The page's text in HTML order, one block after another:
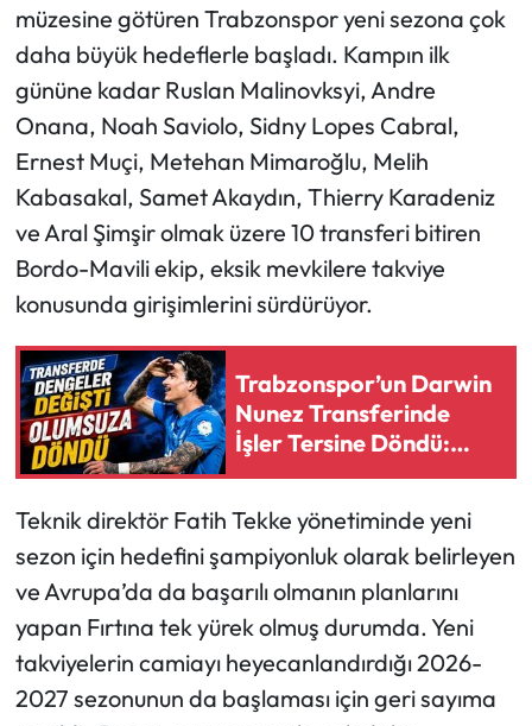
müzesine götüren Trabzonspor yeni sezona çok
daha büyük hedeflerle başladı. Kampın ilk
gününe kadar Ruslan Malinovksyi, Andre
Onana, Noah Saviolo, Sidny Lopes Cabral,
Ernest Muçi, Metehan Mimaroğlu, Melih
Kabasakal, Samet Akaydın, Thierry Karadeniz
ve Aral Şimşir olmak üzere 10 transferi bitiren
Bordo-Mavili ekip, eksik mevkilere takviye
konusunda girişimlerini sürdürüyor.
Trabzonspor’un Darwin
Nunez Transferinde
İşler Tersine Döndü:
Beşiktaş Öne Geçti
Teknik direktör Fatih Tekke yönetiminde yeni
sezon için hedefini şampiyonluk olarak belirleyen
ve Avrupa’da da başarılı olmanın planlarını
yapan Fırtına tek yürek olmuş durumda. Yeni
takviyelerin camiayı heyecanlandırdığı 2026-
2027 sezonunun da başlaması için geri sayıma
Ekonomi
Sağlık
Turizm
Teknoloji